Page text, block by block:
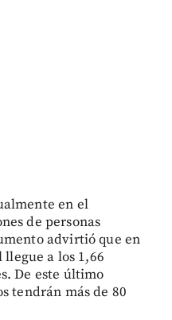
en el
de personas
advirtió que en
llegue a los 1,66
De este último
tendrán más de 80